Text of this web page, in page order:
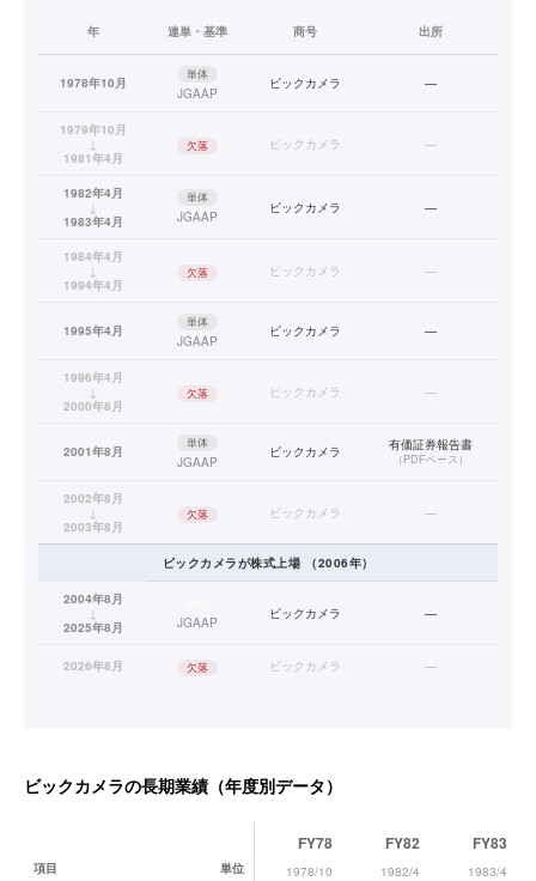
年 連単・基準 商号 出所
1978年10月
単体
JGAAP
ビックカメラ —
1979年10月
↓
1981年4月
欠落 ビックカメラ —
1982年4月
↓
1983年4月
単体
JGAAP
ビックカメラ —
1984年4月
↓
1994年4月
欠落 ビックカメラ —
1995年4月
単体
JGAAP
ビックカメラ —
1996年4月
↓
2000年8月
欠落 ビックカメラ —
2001年8月
単体
JGAAP
ビックカメラ 有価証券報告書
（PDFベース）
2002年8月
↓
2003年8月
欠落 ビックカメラ —
ビックカメラが株式上場 （2006年）
2004年8月
↓
2025年8月
JGAAP
ビックカメラ —
2026年8月 欠落 ビックカメラ —
ビックカメラの長期業績（年度別データ）
項目 単位
FY78
1978/10
FY82
1982/4
FY83
1983/4